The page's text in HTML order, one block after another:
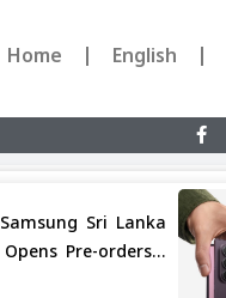
Home English
Samsung Sri Lanka
Opens Pre-orders...